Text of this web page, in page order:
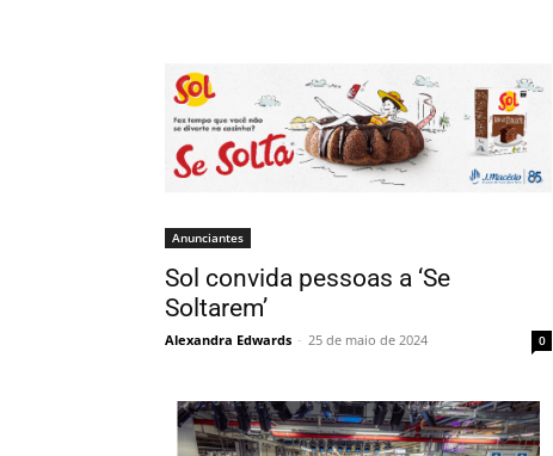
Anunciantes
Sol convida pessoas a ‘Se
Soltarem’
Alexandra Edwards - 25 de maio de 2024 0